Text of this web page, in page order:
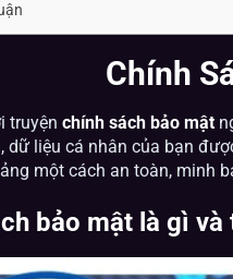
Chính
truyện chính sách bảo mật
dữ liệu cá nhân của bạn
một cách an toàn, minh
bảo mật là gì